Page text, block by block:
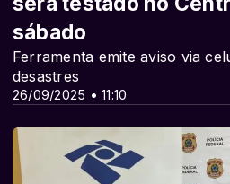
26/09/2025 • 11:10
sábado
Ferramenta emite aviso via
desastres